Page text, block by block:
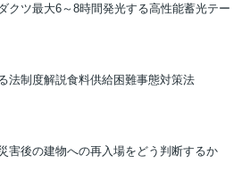
クツ最大6～8時間発光する高性能蓄光テー
法制度解説食料供給困難事態対策法
害後の建物への再入場をどう判断するか